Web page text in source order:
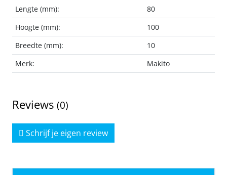
Lengte (mm):
80
Hoogte (mm):
100
Breedte (mm):
10
Merk:
Makito
Reviews (0)
Schrijf je eigen review